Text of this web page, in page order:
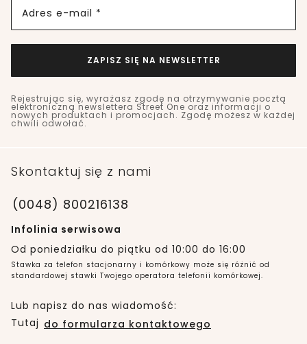
Adres e-mail *
ZAPISZ SIĘ NA NEWSLETTER
Rejestrując się, wyrażasz zgodę na otrzymywanie pocztą
elektroniczną newslettera Street One oraz informacji o
nowych produktach i promocjach. Zgodę możesz w każdej
chwili odwołać.
Skontaktuj się z nami
(0048) 800216138
Infolinia serwisowa
Od poniedziałku do piątku od 10:00 do 16:00
Stawka za telefon stacjonarny i komórkowy może się różnić od
standardowej stawki Twojego operatora telefonii komórkowej.
Lub napisz do nas wiadomość:
Tutaj do formularza kontaktowego